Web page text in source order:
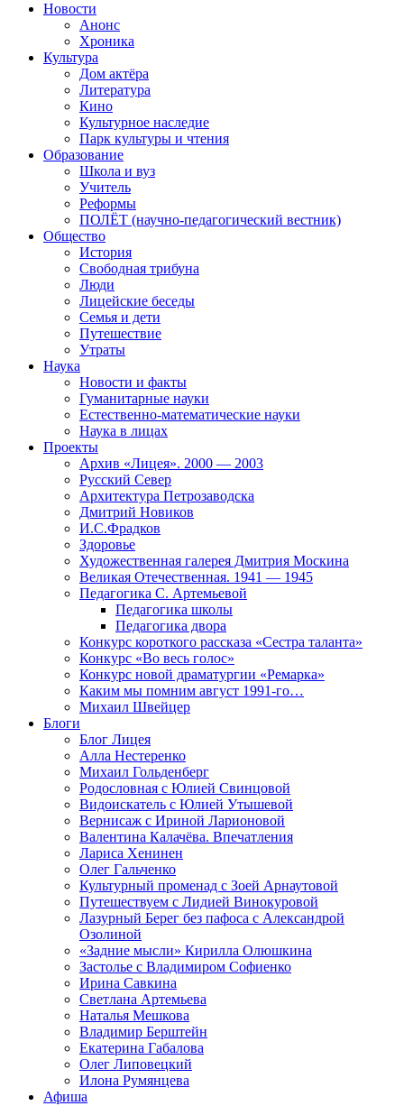
Новости
Анонс
Хроника
Культура
Дом актёра
Литература
Кино
Культурное наследие
Парк культуры и чтения
Образование
Школа и вуз
Учитель
Реформы
ПОЛЁТ (научно-педагогический вестник)
Общество
История
Свободная трибуна
Люди
Лицейские беседы
Семья и дети
Путешествие
Утраты
Наука
Новости и факты
Гуманитарные науки
Естественно-математические науки
Наука в лицах
Проекты
Архив «Лицея». 2000 — 2003
Русский Север
Архитектура Петрозаводска
Дмитрий Новиков
И.С.Фрадков
Здоровье
Художественная галерея Дмитрия Москина
Великая Отечественная. 1941 — 1945
Педагогика С. Артемьевой
Педагогика школы
Педагогика двора
Конкурс короткого рассказа «Сестра таланта»
Конкурс «Во весь голос»
Конкурс новой драматургии «Ремарка»
Каким мы помним август 1991-го…
Михаил Швейцер
Блоги
Блог Лицея
Алла Нестеренко
Михаил Гольденберг
Родословная с Юлией Свинцовой
Видоискатель с Юлией Утышевой
Вернисаж с Ириной Ларионовой
Валентина Калачёва. Впечатления
Лариса Хенинен
Олег Гальченко
Культурный променад с Зоей Арнаутовой
Путешествуем с Лидией Винокуровой
Лазурный Берег без пафоса с Александрой
Озолиной
«Задние мысли» Кирилла Олюшкина
Застолье с Владимиром Софиенко
Ирина Савкина
Светлана Артемьева
Наталья Мешкова
Владимир Берштейн
Екатерина Габалова
Олег Липовецкий
Илона Румянцева
Афиша